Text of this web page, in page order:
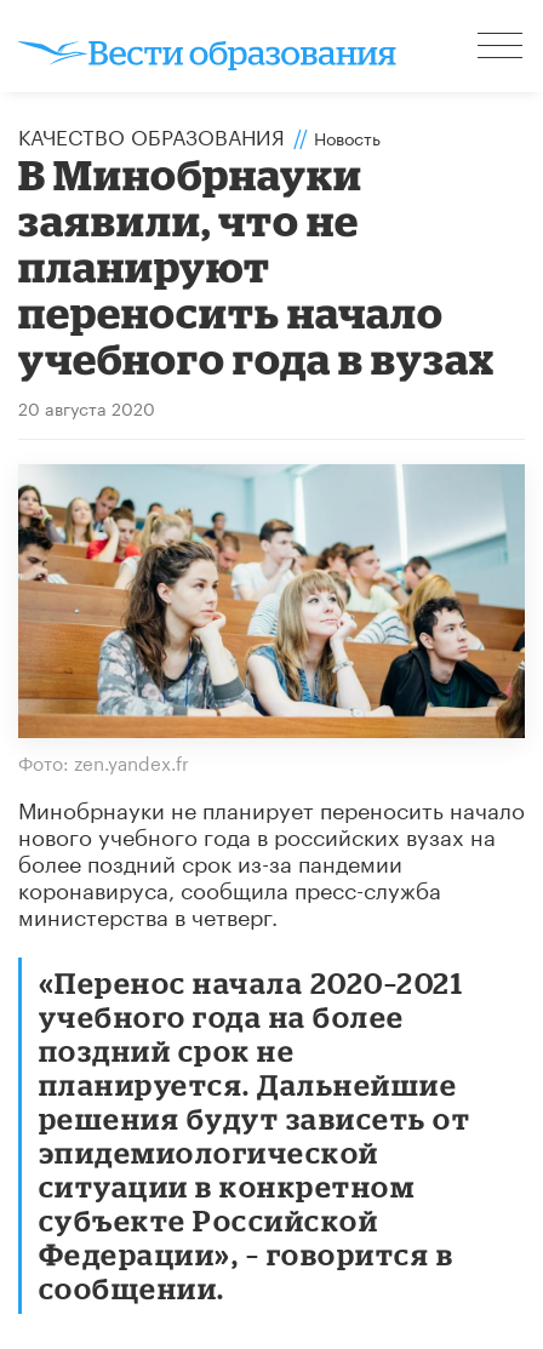
КАЧЕСТВО ОБРАЗОВАНИЯ // Новость
В Минобрнауки
заявили, что не
планируют
переносить начало
учебного года в вузах
20 августа 2020
Фото: zen.yandex.fr
Минобрнауки не планирует переносить начало
нового учебного года в российских вузах на
более поздний срок из-за пандемии
коронавируса, сообщила пресс-служба
министерства в четверг.
«Перенос начала 2020–2021
учебного года на более
поздний срок не
планируется. Дальнейшие
решения будут зависеть от
эпидемиологической
ситуации в конкретном
субъекте Российской
Федерации», – говорится в
сообщении.